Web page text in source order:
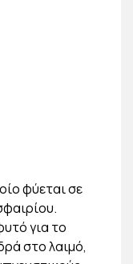
φύεται σε
για το
στο λαιμό,